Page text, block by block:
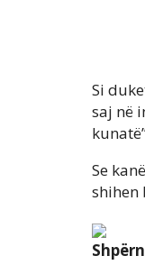
Si
saj në
Se
shihen